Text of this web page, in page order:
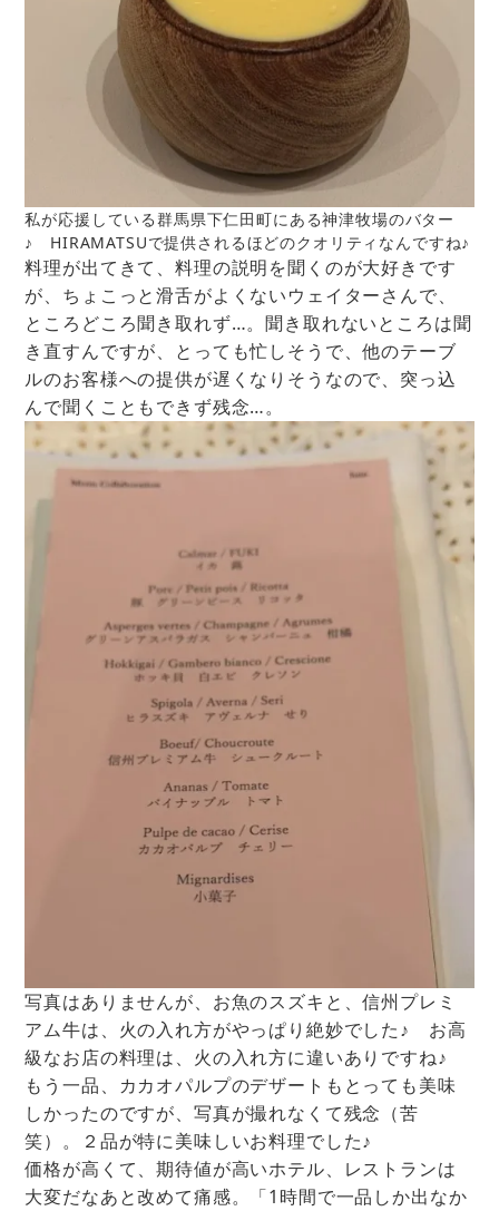
私が応援している群馬県下仁田町にある神津牧場のバター
♪ HIRAMATSUで提供されるほどのクオリティなんですね♪
料理が出てきて、料理の説明を聞くのが大好きです
が、ちょこっと滑舌がよくないウェイターさんで、
ところどころ聞き取れず…。聞き取れないところは聞
き直すんですが、とっても忙しそうで、他のテーブ
ルのお客様への提供が遅くなりそうなので、突っ込
んで聞くこともできず残念…。
写真はありませんが、お魚のスズキと、信州プレミ
アム牛は、火の入れ方がやっぱり絶妙でした♪ お高
級なお店の料理は、火の入れ方に違いありですね♪
もう一品、カカオパルプのデザートもとっても美味
しかったのですが、写真が撮れなくて残念（苦
笑）。２品が特に美味しいお料理でした♪
価格が高くて、期待値が高いホテル、レストランは
大変だなあと改めて痛感。「1時間で一品しか出なか